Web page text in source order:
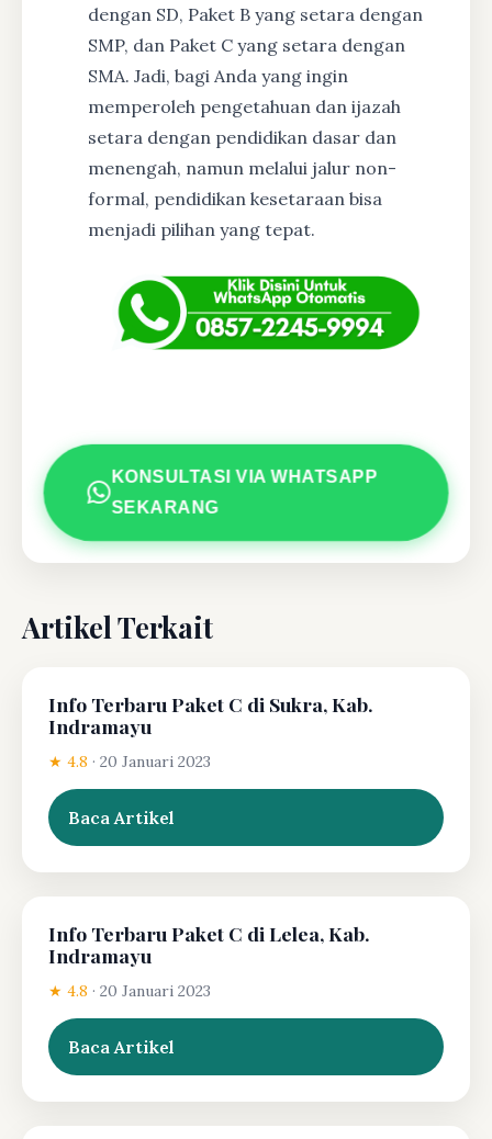
dengan SD, Paket B yang setara dengan
SMP, dan Paket C yang setara dengan
SMA. Jadi, bagi Anda yang ingin
memperoleh pengetahuan dan ijazah
setara dengan pendidikan dasar dan
menengah, namun melalui jalur non-
formal, pendidikan kesetaraan bisa
menjadi pilihan yang tepat.
KONSULTASI VIA WHATSAPP
SEKARANG
Artikel Terkait
Info Terbaru Paket C di Sukra, Kab.
Indramayu
★ 4.8 · 20 Januari 2023
Baca Artikel
Info Terbaru Paket C di Lelea, Kab.
Indramayu
★ 4.8 · 20 Januari 2023
Baca Artikel